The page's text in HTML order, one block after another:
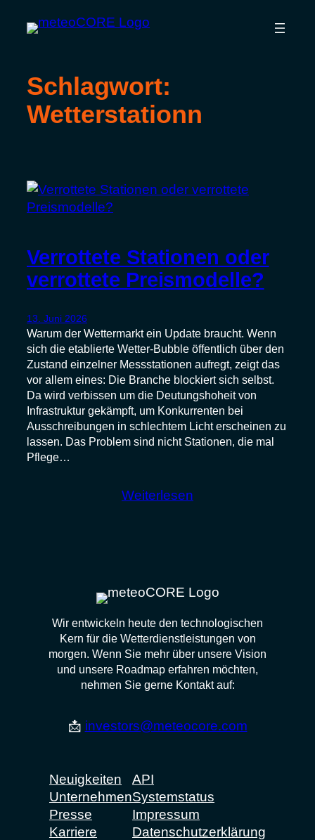
Inhalt
Schlagwort:
Wetterstationn
Verrottete Stationen oder
verrottete Preismodelle?
13. Juni 2026
Warum der Wettermarkt ein Update braucht. Wenn
sich die etablierte Wetter-Bubble öffentlich über den
Zustand einzelner Messstationen aufregt, zeigt das
vor allem eines: Die Branche blockiert sich selbst.
Da wird verbissen um die Deutungshoheit von
Infrastruktur gekämpft, um Konkurrenten bei
Ausschreibungen in schlechtem Licht erscheinen zu
lassen. Das Problem sind nicht Stationen, die mal
Pflege…
Weiterlesen
Wir entwickeln heute den technologischen
Kern für die Wetterdienstleistungen von
morgen. Wenn Sie mehr über unsere Vision
und unsere Roadmap erfahren möchten,
nehmen Sie gerne Kontakt auf:
📩 investors@meteocore.com
Neuigkeiten
Unternehmen
Presse
Karriere
API
Systemstatus
Impressum
Datenschutzerklärung